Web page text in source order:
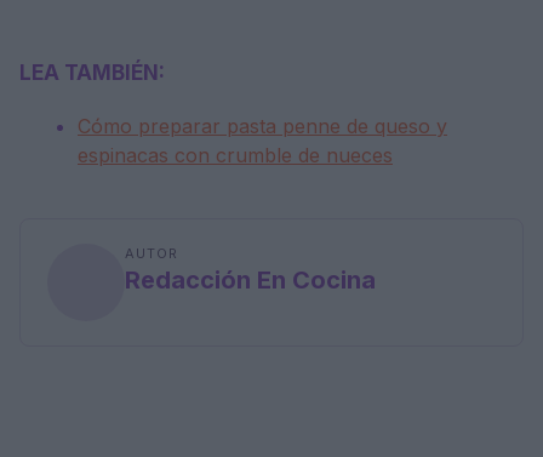
LEA TAMBIÉN:
Cómo preparar pasta penne de queso y
espinacas con crumble de nueces
AUTOR
Redacción En Cocina